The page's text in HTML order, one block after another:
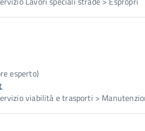
esperto)
viabilità e trasporti >